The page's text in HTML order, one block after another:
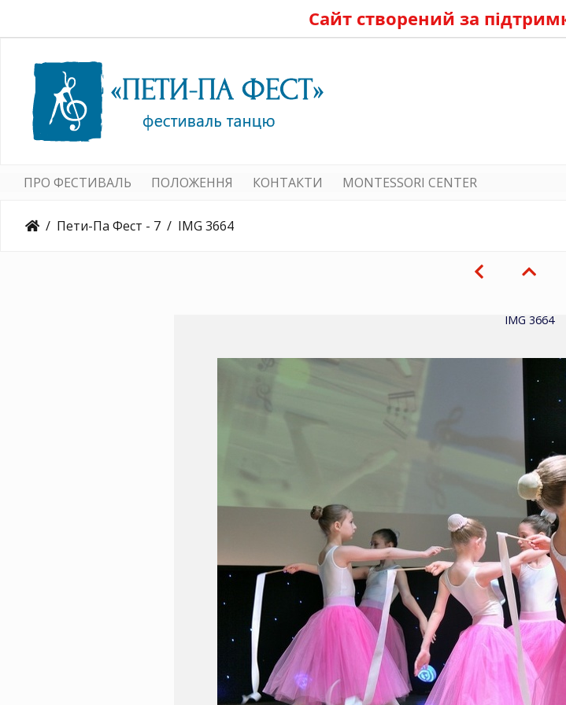
Сайт створений за
ПРО ФЕСТИВАЛЬ ПОЛОЖЕННЯ КОНТАКТИ MONTESSORI CENTER
Пети-Па Фест - 7 IMG 3664
IMG 3664